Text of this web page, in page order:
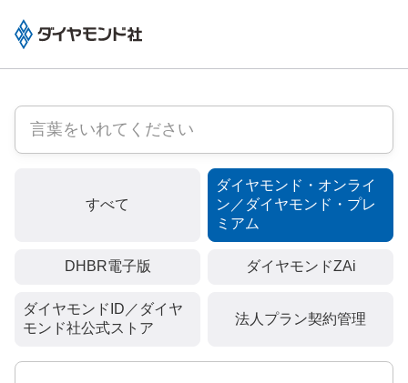
すべて
ダイヤモンド・オンライ
ン／ダイヤモンド・プレ
ミアム
DHBR電子版 ダイヤモンドZAi
ダイヤモンドID／ダイヤ
モンド社公式ストア
法人プラン契約管理